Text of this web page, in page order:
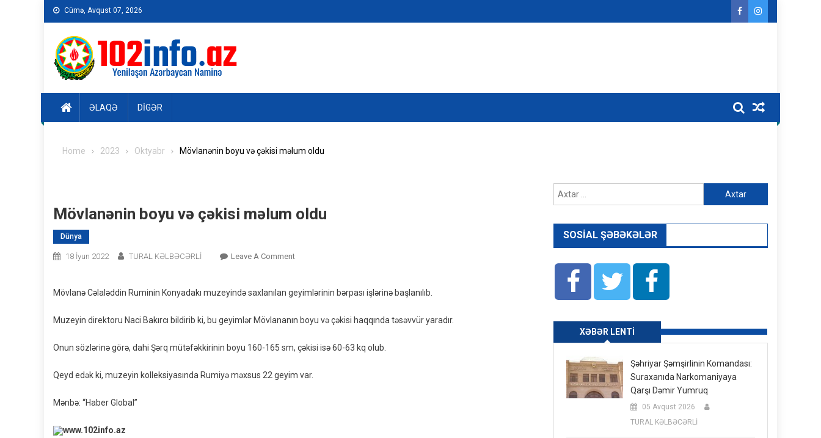
Cümə, Avqust 07, 2026
ƏLAQƏ DIGƏR
Home 2023 Oktyabr Mövlanənin boyu və çəkisi məlum oldu
Mövlanənin boyu və çəkisi məlum oldu
Dünya
18 İyun 2022 TURAL KƏLBƏCƏRLİ Leave A CommentOn
Və
Məlum
Mövlanə Cəlaləddin Ruminin Konyadakı muzeyində saxlanılan geyimlərinin bərpası işlərinə başlanılıb.
Muzeyin direktoru Naci Bakırcı bildirib ki, bu geyimlər Mövlananın boyu və çəkisi haqqında təsəvvür yaradır.
Onun sözlərinə görə, dahi Şərq mütəfəkkirinin boyu 160-165 sm, çəkisi isə 60-63 kq olub.
Qeyd edək ki, muzeyin kolleksiyasında Rumiyə məxsus 22 geyim var.
Mənbə: “Haber Global”
www.102info.az
Axtarış:
SOSIAL ŞƏBƏKƏLƏR
XƏBƏR LENTI
Şəhriyar Şəmşirlinin Komandası:
Suraxanıda Narkomaniyaya
Qarşı Dəmir Yumruq
05 Avqust 2026
TURAL KƏLBƏCƏRLİ